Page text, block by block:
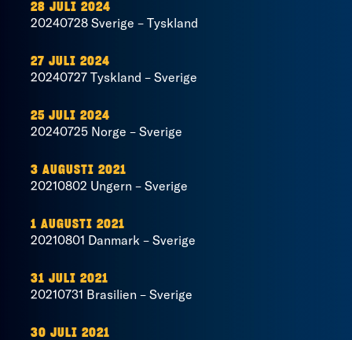
28 JULI 2024
20240728 Sverige – Tyskland
27 JULI 2024
20240727 Tyskland – Sverige
25 JULI 2024
20240725 Norge – Sverige
3 AUGUSTI 2021
20210802 Ungern – Sverige
1 AUGUSTI 2021
20210801 Danmark – Sverige
31 JULI 2021
20210731 Brasilien – Sverige
30 JULI 2021